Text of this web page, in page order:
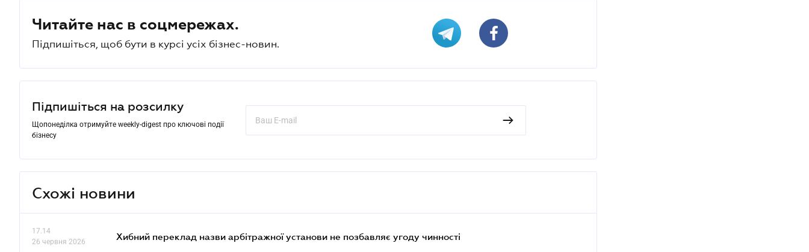
Читайте нас в соцмережах.
Підпишіться, щоб бути в курсі усіх бізнес-новин.
Підпишіться на розсилку
Щопонеділка отримуйте weekly-digest про ключові події
бізнесу
Схожі новини
17.14
26 червня 2026
Хибний переклад назви арбітражної установи не позбавляє угоду чинності